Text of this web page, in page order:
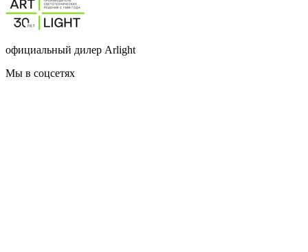
официальный дилер Arlight
Мы в соцсетях